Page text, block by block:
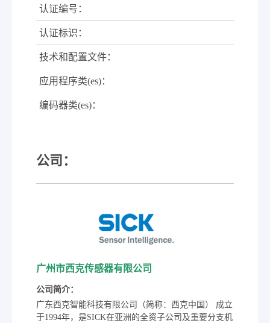
认证编号：
认证标识：
技术和配置文件：
应用程序类(es)：
编码器类(es)：
公司：
广州市西克传感器有限公司
公司简介：
广东西克智能科技有限公司（简称：西克中国） 成立
于1994年，是SICK在亚洲的全资子公司及重要分支机